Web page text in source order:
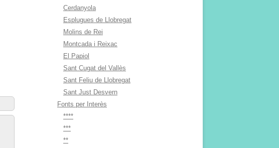
Cerdanyola
Esplugues de Llobregat
Molins de Rei
Montcada i Reixac
El Papiol
Sant Cugat del Vallès
Sant Feliu de Llobregat
Sant Just Desvern
Fonts per Interès
****
***
**